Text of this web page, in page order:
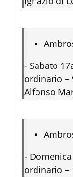
- Sabato
ordinario –
Alfonso
-
ordinario –